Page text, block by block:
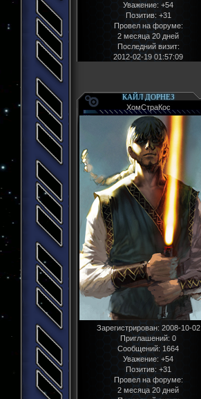
Уважение: +54
Позитив: +31
Провел на форуме:
2 месяца 20 дней
Последний визит:
2012-02-19 01:57:09
КАЙЛ ДОРНЕЗ
ХомСтраКос
Зарегистрирован: 2008-10-02
Приглашений: 0
Сообщений: 1664
Уважение: +54
Позитив: +31
Провел на форуме:
2 месяца 20 дней